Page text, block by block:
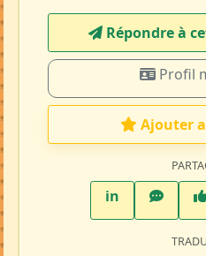
Répondre à
Profil
Ajouter
inLinkedIn